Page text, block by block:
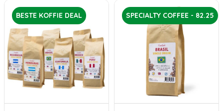
BESTE KOFFIE DEAL SPECIALTY COFFEE - 82.25